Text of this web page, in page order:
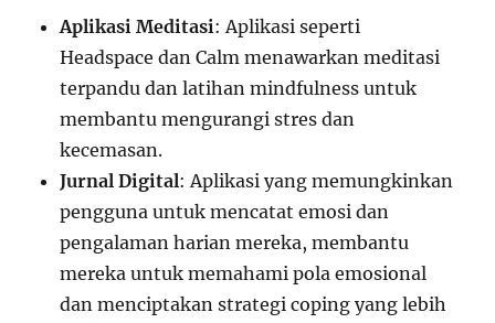
Aplikasi Meditasi: Aplikasi seperti
Headspace dan Calm menawarkan meditasi
terpandu dan latihan mindfulness untuk
membantu mengurangi stres dan
kecemasan.
Jurnal Digital: Aplikasi yang memungkinkan
pengguna untuk mencatat emosi dan
pengalaman harian mereka, membantu
mereka untuk memahami pola emosional
dan menciptakan strategi coping yang lebih